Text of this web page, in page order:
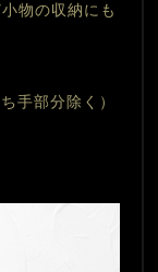
物の収納にも